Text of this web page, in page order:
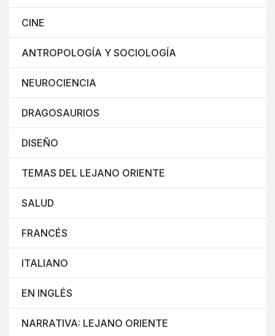
CINE
ANTROPOLOGÍA Y SOCIOLOGÍA
NEUROCIENCIA
DRAGOSAURIOS
DISEÑO
TEMAS DEL LEJANO ORIENTE
SALUD
FRANCÉS
ITALIANO
EN INGLÉS
NARRATIVA: LEJANO ORIENTE